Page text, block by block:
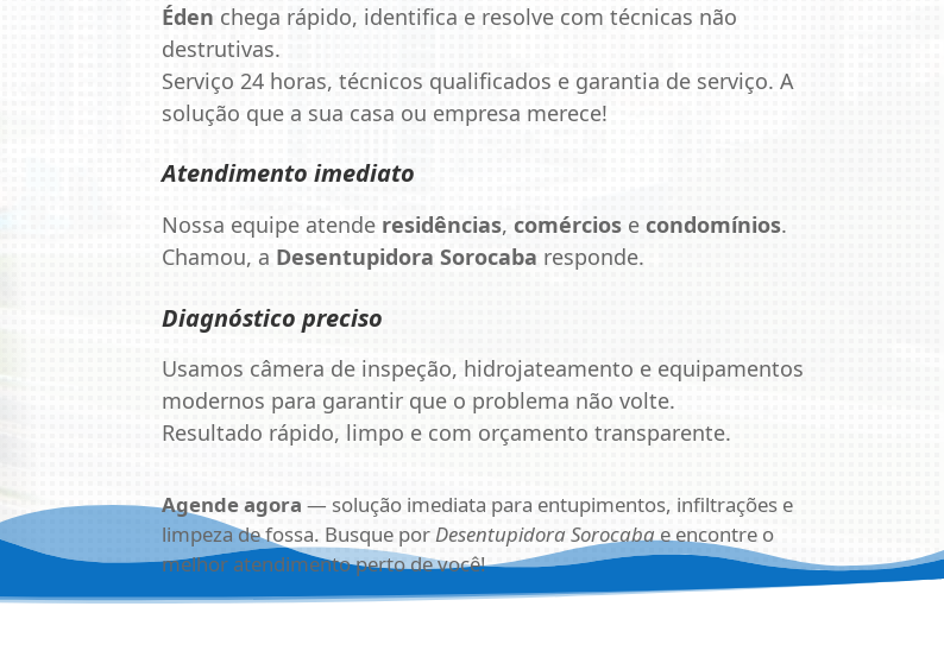
Éden chega rápido, identifica e resolve com técnicas não
destrutivas.
Serviço 24 horas, técnicos qualificados e garantia de serviço. A
solução que a sua casa ou empresa merece!
Atendimento imediato
Nossa equipe atende residências, comérciose condomínios.
Chamou, a Desentupidora Sorocaba responde.
Diagnóstico preciso
Usamos câmera de inspeção, hidrojateamento e equipamentos
modernos para garantir que o problema não volte.
Resultado rápido, limpo e com orçamento transparente.
Agende agora — solução imediata para entupimentos, infiltrações e
limpeza de fossa. Busque porDesentupidora Sorocabae encontre o
melhor atendimento perto de você!